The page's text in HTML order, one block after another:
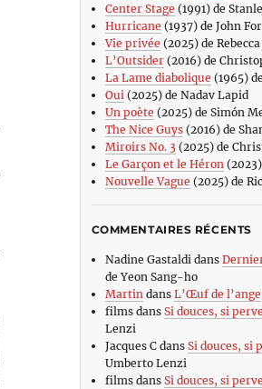
Center Stage (1991) de
Hurricane (1937) de John
Vie privée (2025) de
L’Outsider(2016) de
La Lame diabolique (1965)
Oui(2025) de Nadav Lapid
Un poète (2025) de Simón
The Nice Guys(2016) de
Miroirs No. 3 (2025) de
Le Garçon et le Héron(2023)
Nouvelle Vague (2025) de
COMMENTAIRES RÉCENTS
Nadine Gastaldi dans
de Yeon Sang-ho
Martin dans L’Œuf de l’ange
filmsdans Si douces, si
Lenzi
Jacques Cdans Si douces, si
Umberto Lenzi
filmsdans Si douces, si